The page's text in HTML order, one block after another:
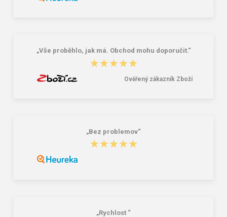
„Vše proběhlo, jak má. Obchod mohu doporučit.“
★★★★★
★★★★★
Ověřený zákazník Zboží
„Bez problemov“
★★★★★
★★★★★
„Rychlost “